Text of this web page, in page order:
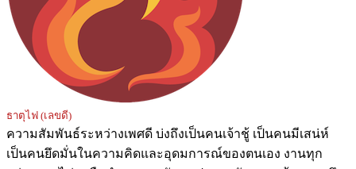
ธาตุไฟ (เลขดี)
ความสัมพันธ์ระหว่างเพศดี บ่งถึงเป็นคนเจ้าชู้ เป็นคนมีเสน่ห์
เป็นคนยึดมั่นในความคิดและอุดมการณ์ของตนเอง งานทุก